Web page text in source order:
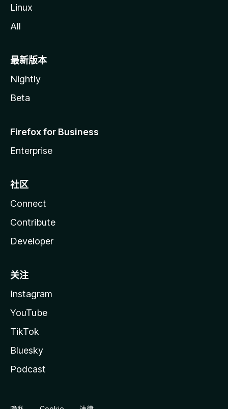
Linux
All
最新版本
Nightly
Beta
Firefox for Business
Enterprise
社区
Connect
Contribute
Developer
关注
Instagram
YouTube
TikTok
Bluesky
Podcast